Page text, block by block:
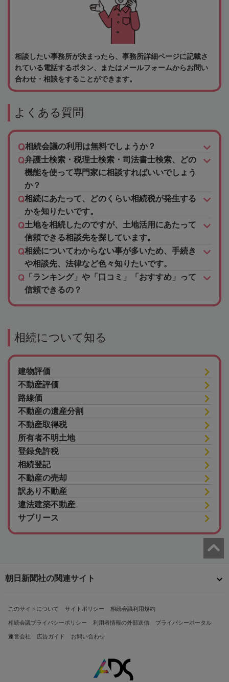
相談したい事務所が決まったら、事務所詳細ページに記載さ
れている電話するボタン、またはメールフォームからお問い
合わせ・相談をすることができます。
よくある質問
相続会議の利用は無料でしょうか？
弁護士検索・税理士検索・司法書士検索、どの
機能を使って専門家に相談すればいいでしょう
か？
相続にあたって、どのくらい相続税が発生する
かを知りたいです。
土地を相続したのですが、土地活用にあたって
信頼できる相談先を探しています。
相続についてわからない事が多いため、手続き
や相談先、法律など色々知りたいです。
「ランキング」や「口コミ」「おすすめ」って
信頼できるの？
相続について知る
建物評価
不動産評価
路線価
不動産の遺産分割
不動産取得税
所有者不明土地
登録免許税
相続登記
不動産の売却
訳あり不動産
違法建築不動産
サブリース
朝日新聞社の関連サイト
このサイトについて サイトポリシー 相続会議利用規約
相続会議プライバシーポリシー 利用者情報の外部送信 プライバシーポータル
運営会社 広告ガイド お問い合わせ